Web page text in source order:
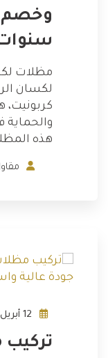
مظلات
لكسان
هذه
تركيب